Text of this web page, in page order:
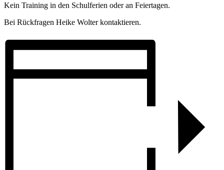
Kein Training in den Schulferien oder an Feiertagen.
Bei Rückfragen Heike Wolter kontaktieren.